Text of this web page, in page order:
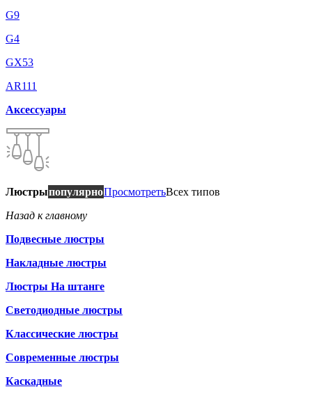
G9
G4
GX53
AR111
Аксессуары
ЛюстрыпопулярноПросмотретьВсех типов
Назад к главному
Подвесные люстры
Накладные люстры
Люстры На штанге
Светодиодные люстры
Классические люстры
Современные люстры
Каскадные